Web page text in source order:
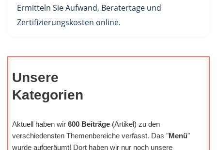
Ermitteln Sie Aufwand, Beratertage und
Zertifizierungskosten online.
Unsere
Kategorien
Aktuell haben wir 600 Beiträge (Artikel) zu den
verschiedensten Themenbereiche verfasst. Das "Menü"
wurde aufgeräumt! Dort haben wir nur noch unsere